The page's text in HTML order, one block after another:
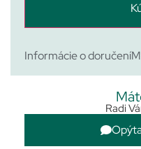
Informácie o doručení
Radi